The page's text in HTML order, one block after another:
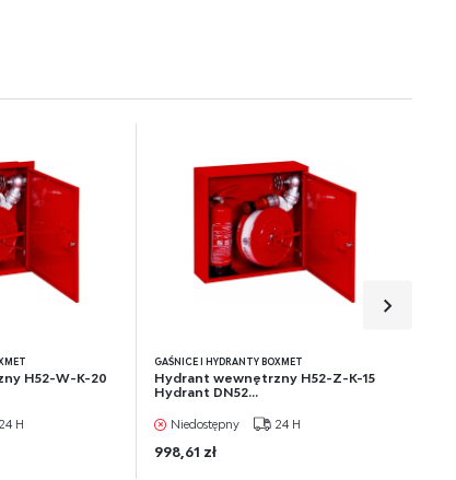
H52-W-K-20
24 H
GAŚNICE I HYDRANTY BOXMET
Hydrant wewnętrzny H52-Z-K-15
Hydrant DN52...
Niedostępny 24 H
998,61 zł